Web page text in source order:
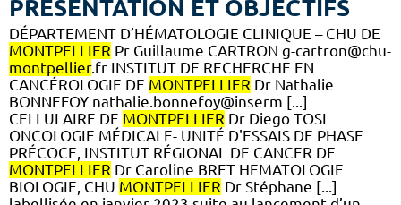
PRÉSENTATION ET OBJECTIFS
DÉPARTEMENT D’HÉMATOLOGIE CLINIQUE – CHU DE
MONTPELLIER Pr Guillaume CARTRON g-cartron@chu-
montpellier.fr INSTITUT DE RECHERCHE EN
CANCÉROLOGIE DE MONTPELLIER Dr Nathalie
BONNEFOY nathalie.bonnefoy@inserm [...]
CELLULAIRE DE MONTPELLIER Dr Diego TOSI
ONCOLOGIE MÉDICALE- UNITÉ D'ESSAIS DE PHASE
PRÉCOCE, INSTITUT RÉGIONAL DE CANCER DE
MONTPELLIER Dr Caroline BRET HEMATOLOGIE
BIOLOGIE, CHU MONTPELLIER Dr Stéphane [...]